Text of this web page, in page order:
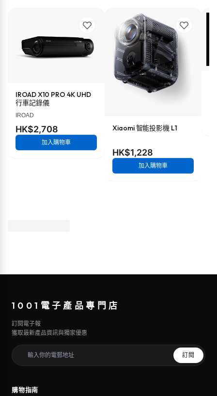
IROAD X10 PRO 4K UHD
行車記錄儀
IROAD
HK$2,708
加入購物車
Xiaomi 智能投影機 L1
HK$1,228
加入購物車
1001電子產品專門店
訂閱電子報
獲取最新產品資訊與獨家優惠
訂閱
購物指南